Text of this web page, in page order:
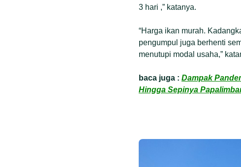
3 hari ,” katanya.
“Harga ikan murah.
pengumpul juga berhenti
menutupi modal usaha,”
baca juga : Dampak
Hingga Sepinya